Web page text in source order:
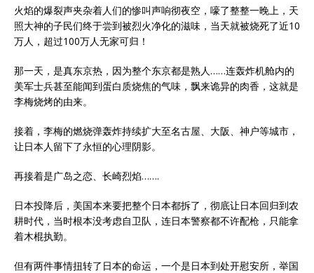
火焰的爆裂声夹杂着人们的惨叫声响彻夜空，嚎了整整一晚上，天
照大神的子民们终于尝到被烈火净化的滋味，当天就被烧死了近10
万人，超过100万人无家可归！
那一天，是真东京热，因为整个东京都是熟人……连轰炸机舱内的
美军士兵甚至能闻到蛋白质烧焦的气味，飘来诡异的肉香，这就是
李梅烧烤的由来。
接着，李梅的燃烧弹轰炸持续扩大至名古屋、大阪、神户等城市，
让日本人留下了永恒的心理阴影。
再接着是广岛之恋、长崎烈焰…….
日本投降后，美国本来要把整个日本都拆了，彻底让日本回归到农
耕时代，当时根本没考虑自卫队，连日本警察都不许配枪，只能拿
着木棍执勤。
但有两件事情扭转了日本的命运，一个是日本到处开慰安所，举国